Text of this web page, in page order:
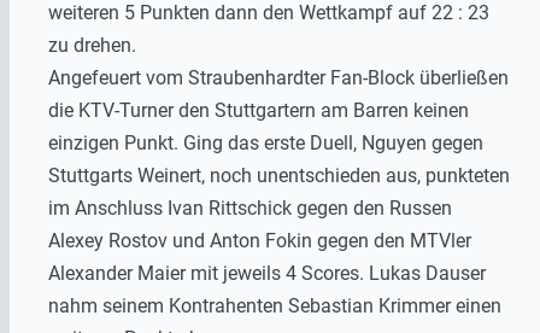
weiteren 5 Punkten dann den Wettkampf auf 22 : 23
zu drehen.
Angefeuert vom Straubenhardter Fan-Block überließen
die KTV-Turner den Stuttgartern am Barren keinen
einzigen Punkt. Ging das erste Duell, Nguyen gegen
Stuttgarts Weinert, noch unentschieden aus, punkteten
im Anschluss Ivan Rittschick gegen den Russen
Alexey Rostov und Anton Fokin gegen den MTVler
Alexander Maier mit jeweils 4 Scores. Lukas Dauser
nahm seinem Kontrahenten Sebastian Krimmer einen